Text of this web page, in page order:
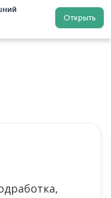
Открыть
Регистрация